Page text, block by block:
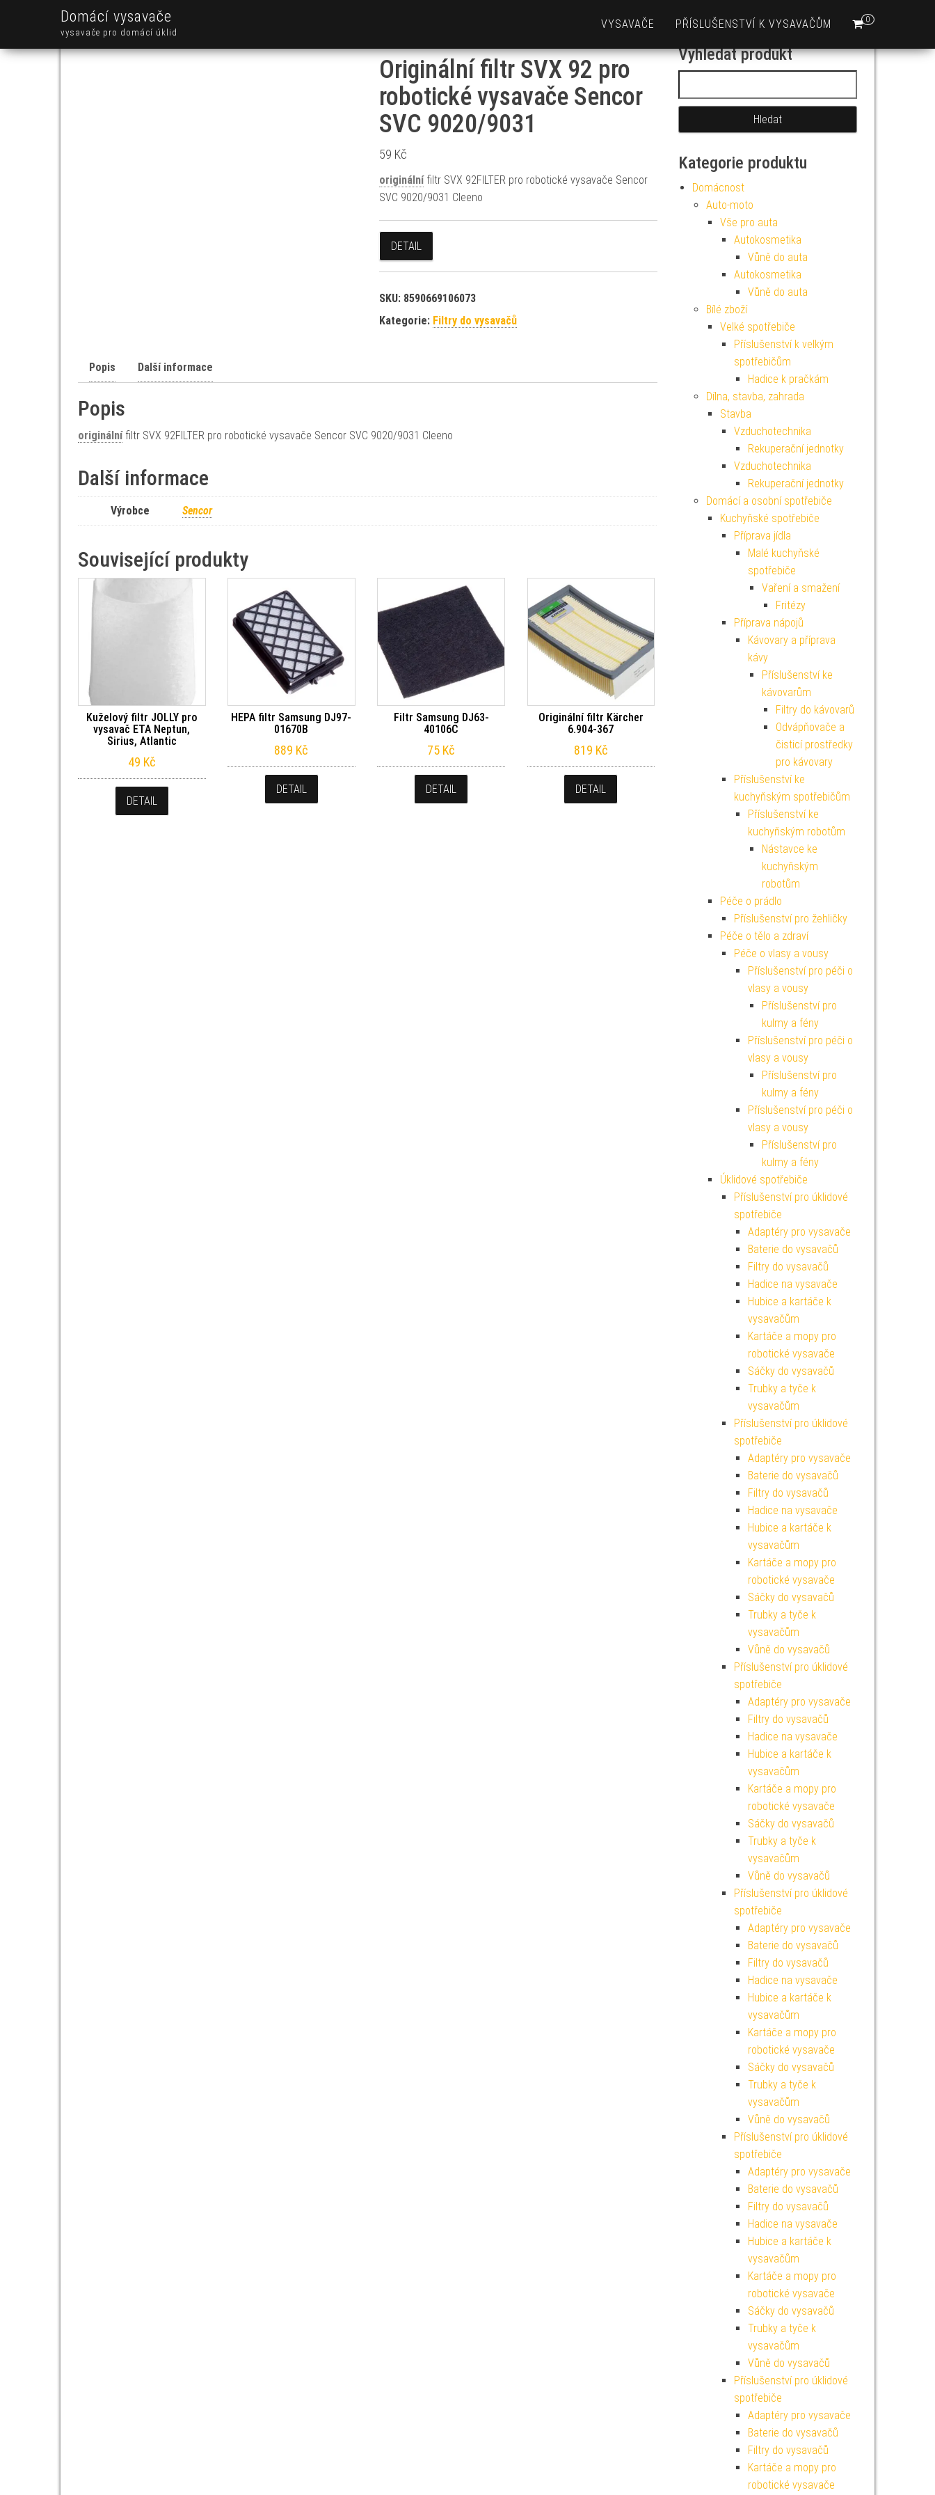
Domácí vysavače
vysavače pro domácí úklid
0
VYSAVAČE PŘÍSLUŠENSTVÍ K VYSAVAČŮM
Originální filtr SVX 92 pro
robotické vysavače Sencor
SVC 9020/9031
59 Kč
originálnífiltr SVX 92FILTER pro robotické vysavače Sencor
SVC 9020/9031 Cleeno
DETAIL
SKU: 8590669106073
Kategorie: Filtry do vysavačů
Popis Další informace
Popis
originálnífiltr SVX 92FILTER pro robotické vysavače Sencor SVC 9020/9031 Cleeno
Další informace
Výrobce Sencor
Související produkty
Kuželový filtr JOLLY pro
vysavač ETA Neptun,
Sirius, Atlantic
49 Kč
DETAIL
HEPA filtr Samsung DJ97-
01670B
889 Kč
DETAIL
Filtr Samsung DJ63-
40106C
75 Kč
DETAIL
Originální filtr Kärcher
6.904-367
819 Kč
DETAIL
Vyhledat produkt
Kategorie produktu
Domácnost
Auto-moto
Vše pro auta
Autokosmetika
Vůně do auta
Autokosmetika
Vůně do auta
Bílé zboží
Velké spotřebiče
Příslušenství k velkým
spotřebičům
Hadice k pračkám
Dílna, stavba, zahrada
Stavba
Vzduchotechnika
Rekuperační jednotky
Vzduchotechnika
Rekuperační jednotky
Domácí a osobní spotřebiče
Kuchyňské spotřebiče
Příprava jídla
Malé kuchyňské
spotřebiče
Vaření a smažení
Fritézy
Příprava nápojů
Kávovary a příprava
kávy
Příslušenství ke
kávovarům
Filtry do kávovarů
Odvápňovače a
čisticí prostředky
pro kávovary
Příslušenství ke
kuchyňským spotřebičům
Příslušenství ke
kuchyňským robotům
Nástavce ke
kuchyňským
robotům
Péče o prádlo
Příslušenství pro žehličky
Péče o tělo a zdraví
Péče o vlasy a vousy
Příslušenství pro péči o
vlasy a vousy
Příslušenství pro
kulmy a fény
Příslušenství pro péči o
vlasy a vousy
Příslušenství pro
kulmy a fény
Příslušenství pro péči o
vlasy a vousy
Příslušenství pro
kulmy a fény
Úklidové spotřebiče
Příslušenství pro úklidové
spotřebiče
Adaptéry pro vysavače
Baterie do vysavačů
Filtry do vysavačů
Hadice na vysavače
Hubice a kartáče k
vysavačům
Kartáče a mopy pro
robotické vysavače
Sáčky do vysavačů
Trubky a tyče k
vysavačům
Příslušenství pro úklidové
spotřebiče
Adaptéry pro vysavače
Baterie do vysavačů
Filtry do vysavačů
Hadice na vysavače
Hubice a kartáče k
vysavačům
Kartáče a mopy pro
robotické vysavače
Sáčky do vysavačů
Trubky a tyče k
vysavačům
Vůně do vysavačů
Příslušenství pro úklidové
spotřebiče
Adaptéry pro vysavače
Filtry do vysavačů
Hadice na vysavače
Hubice a kartáče k
vysavačům
Kartáče a mopy pro
robotické vysavače
Sáčky do vysavačů
Trubky a tyče k
vysavačům
Vůně do vysavačů
Příslušenství pro úklidové
spotřebiče
Adaptéry pro vysavače
Baterie do vysavačů
Filtry do vysavačů
Hadice na vysavače
Hubice a kartáče k
vysavačům
Kartáče a mopy pro
robotické vysavače
Sáčky do vysavačů
Trubky a tyče k
vysavačům
Vůně do vysavačů
Příslušenství pro úklidové
spotřebiče
Adaptéry pro vysavače
Baterie do vysavačů
Filtry do vysavačů
Hadice na vysavače
Hubice a kartáče k
vysavačům
Kartáče a mopy pro
robotické vysavače
Sáčky do vysavačů
Trubky a tyče k
vysavačům
Vůně do vysavačů
Příslušenství pro úklidové
spotřebiče
Adaptéry pro vysavače
Baterie do vysavačů
Filtry do vysavačů
Kartáče a mopy pro
robotické vysavače